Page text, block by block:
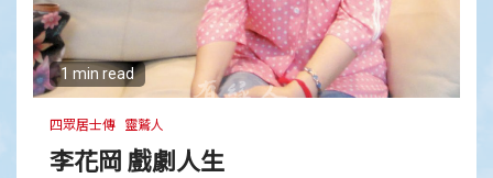
1 min read
四眾居士傳 靈鷲人
李花岡 戲劇人生